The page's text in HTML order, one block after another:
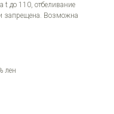
t до 110, отбеливание
запрещена. Возможна
лен